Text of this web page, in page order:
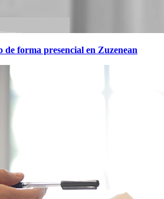
de forma presencial en Zuzenean